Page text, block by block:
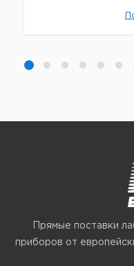
Прямые поставки
приборов от